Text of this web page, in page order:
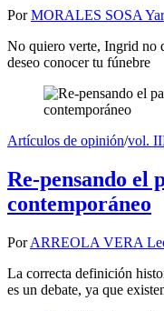
Por MORALES SOSA
No quiero verte, Ingrid no
deseo conocer tu fúnebre
Artículos de opinión/vol.
Re-pensando el
contemporáneo
Por ARREOLA VERA
La correcta definición
es un debate, ya que